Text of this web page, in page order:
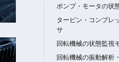
ポンプ・モータの状
タービン・コンプレ
サ
回転機械の状態監視
回転機械の振動解析